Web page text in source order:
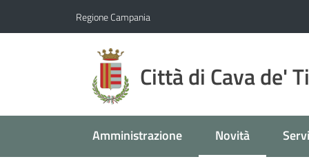
Regione Campania
Città di Cava de'
Amministrazione Novità
Menu selezionato